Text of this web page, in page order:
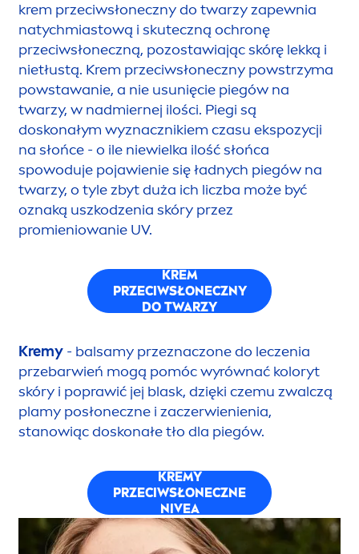
krem przeciwsłoneczny do twarzy zapewnia
natychmiastową i skuteczną ochronę
przeciwsłoneczną, pozostawiając skórę lekką i
nietłustą. Krem przeciwsłoneczny powstrzyma
powstawanie, a nie usunięcie piegów na
twarzy, w nadmiernej ilości. Piegi są
doskonałym wyznacznikiem czasu ekspozycji
na słońce - o ile niewielka ilość słońca
spowoduje pojawienie się ładnych piegów na
twarzy, o tyle zbyt duża ich liczba może być
oznaką uszkodzenia skóry przez
promieniowanie UV.
KREM
PRZECIWSŁONECZNY
DO TWARZY
Kremy - balsamy przeznaczone do leczenia
przebarwień mogą pomóc wyrównać koloryt
skóry i poprawić jej blask, dzięki czemu zwalczą
plamy posłoneczne i zaczerwienienia,
stanowiąc doskonałe tło dla piegów.
KREMY
PRZECIWSŁONECZNE
NIVEA